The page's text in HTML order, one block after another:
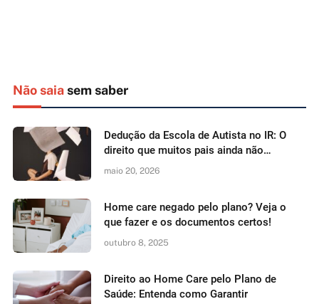
Não saiasem saber
Dedução da Escola de Autista no IR: O
direito que muitos pais ainda não
conhecem
maio 20, 2026
Home care negado pelo plano? Veja o
que fazer e os documentos certos!
outubro 8, 2025
Direito ao Home Care pelo Plano de
Saúde: Entenda como Garantir